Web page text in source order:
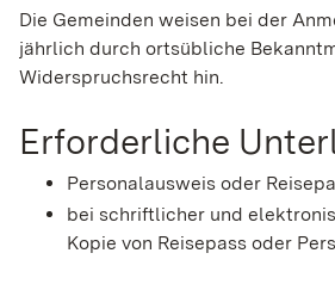
Die Gemeinden weisen bei der
jährlich durch ortsübliche
Widerspruchsrecht hin.
Erforderliche
Personalausweis oder
bei schriftlicher und
Kopie von Reisepass oder